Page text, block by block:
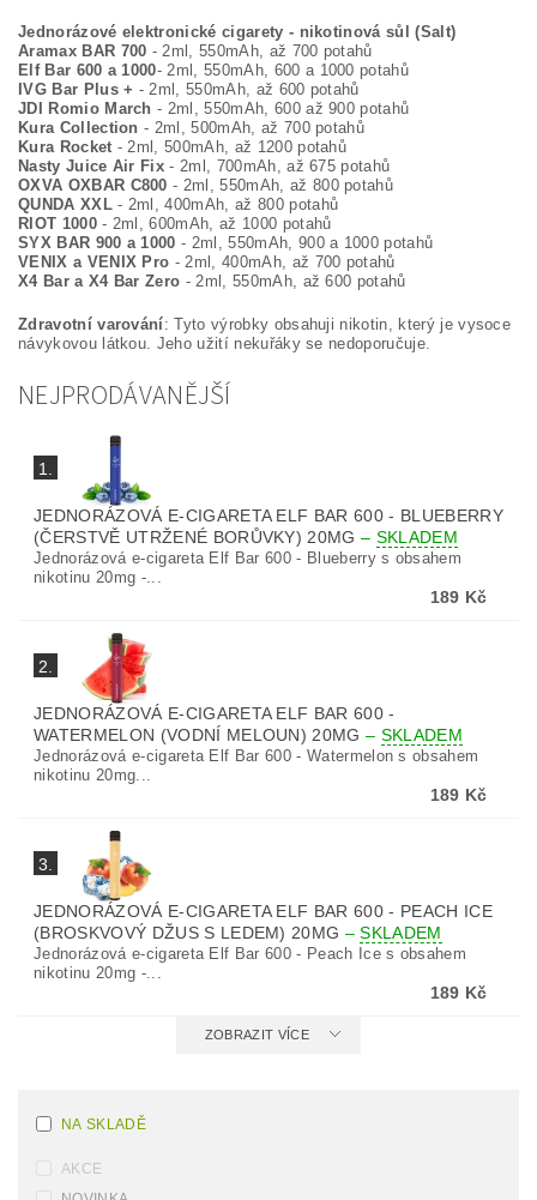
Jednorázové elektronické cigarety - nikotinová sůl (Salt)
Aramax BAR 700 - 2ml, 550mAh, až 700 potahů
Elf Bar 600 a 1000- 2ml, 550mAh, 600 a 1000 potahů
IVG Bar Plus + - 2ml, 550mAh, až 600 potahů
JDI Romio March - 2ml, 550mAh, 600 až 900 potahů
Kura Collection - 2ml, 500mAh, až 700 potahů
Kura Rocket - 2ml, 500mAh, až 1200 potahů
Nasty Juice Air Fix - 2ml, 700mAh, až 675 potahů
OXVA OXBAR C800 - 2ml, 550mAh, až 800 potahů
QUNDA XXL- 2ml, 400mAh, až 800 potahů
RIOT 1000- 2ml, 600mAh, až 1000 potahů
SYX BAR 900 a 1000 - 2ml, 550mAh, 900 a 1000 potahů
VENIX a VENIX Pro - 2ml, 400mAh, až 700 potahů
X4 Bar a X4 Bar Zero - 2ml, 550mAh, až 600 potahů
Zdravotní varování : Tyto výrobky obsahuji nikotin, který je vysoce
návykovou látkou. Jeho užití nekuřáky se nedoporučuje.
NEJPRODÁVANĚJŠÍ
1.
JEDNORÁZOVÁ E-CIGARETA ELF BAR 600 - BLUEBERRY
(ČERSTVĚ UTRŽENÉ BORŮVKY) 20MG– SKLADEM
Jednorázová e-cigareta Elf Bar 600 - Blueberry s obsahem
nikotinu 20mg -...
189 Kč
2.
JEDNORÁZOVÁ E-CIGARETA ELF BAR 600 -
WATERMELON (VODNÍ MELOUN) 20MG– SKLADEM
Jednorázová e-cigareta Elf Bar 600 - Watermelon s obsahem
nikotinu 20mg...
189 Kč
3.
JEDNORÁZOVÁ E-CIGARETA ELF BAR 600 - PEACH ICE
(BROSKVOVÝ DŽUS S LEDEM) 20MG –SKLADEM
Jednorázová e-cigareta Elf Bar 600 - Peach Ice s obsahem
nikotinu 20mg -...
189 Kč
ZOBRAZIT VÍCE
NA SKLADĚ
AKCE